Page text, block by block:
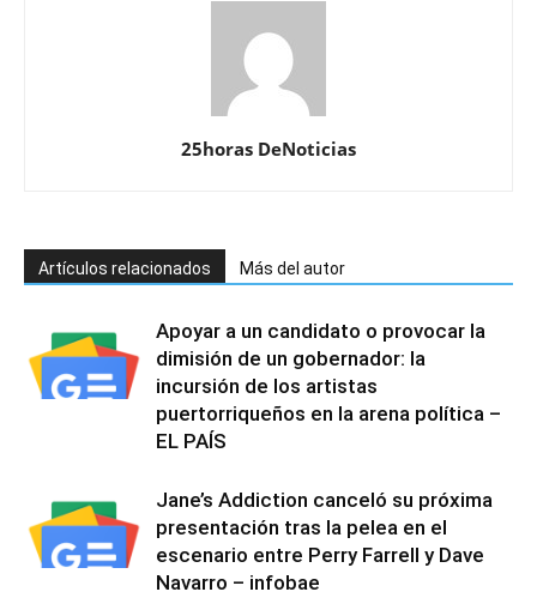
25horas DeNoticias
Artículos relacionados Más del autor
Apoyar a un candidato o provocar la
dimisión de un gobernador: la
incursión de los artistas
puertorriqueños en la arena política –
EL PAÍS
Jane’s Addiction canceló su próxima
presentación tras la pelea en el
escenario entre Perry Farrell y Dave
Navarro – infobae